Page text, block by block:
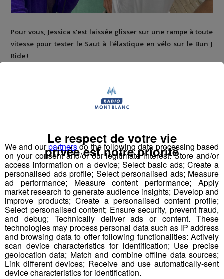
Pour vous, Jessica s'est laissée glisser sur une rampe à toute
vitesse pour tester le Saut à l'élastique en vélo sur le Bun J
Ride !
We and ourpartnersdo the following data processing based
on your consent and/or our legitimate interest: Store and/or
access information on a device; Select basic ads; Create a
personalised ads profile; Select personalised ads; Measure
ad performance; Measure content performance; Apply
market research to generate audience insights; Develop and
improve products; Create a personalised content profile;
Select personalised content; Ensure security, prevent fraud,
and debug; Technically deliver ads or content. These
technologies may process personal data such as IP address
and browsing data to offer following functionalities: Actively
scan device characteristics for identification; Use precise
geolocation data; Match and combine offline data sources;
Link different devices; Receive and use automatically-sent
device characteristics for identification.
Le respect de votre vie
privée est notre priorité